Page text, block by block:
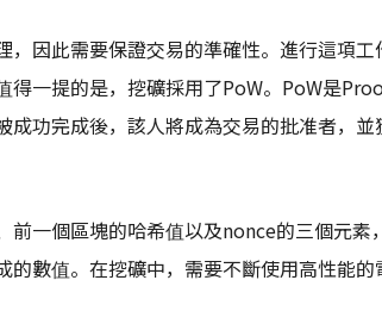
因此需要保證交易的準確性。進行這項工
得一提的是，挖礦採用了PoW。PoW是
成功完成後，該人將成為交易的批准者，
一個區塊的哈希值以及nonce的三個元素
數值。在挖礦中，需要不斷使用高性能的